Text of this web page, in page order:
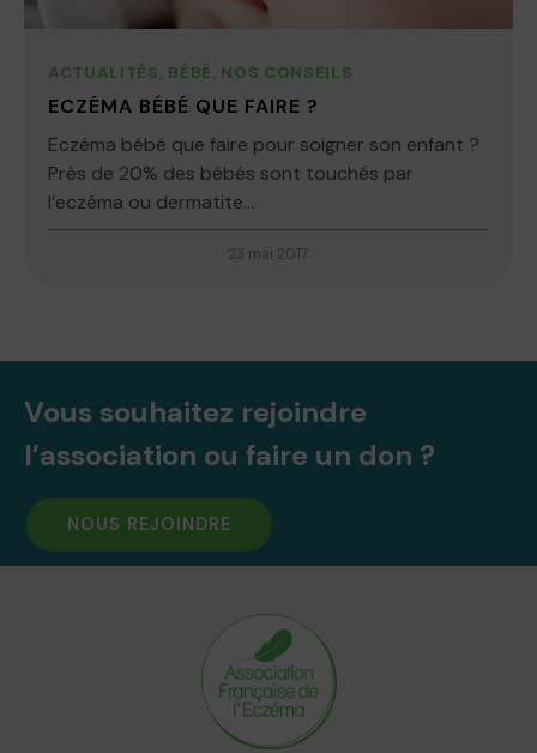
ACTUALITÉS, BÉBÉ, NOS CONSEILS
ECZÉMA BÉBÉ QUE FAIRE ?
Eczéma bébé que faire pour soigner son enfant ?
Près de 20% des bébés sont touchés par
l’eczéma ou dermatite...
23 mai 2017
Vous souhaitez rejoindre
l’association ou faire un don ?
NOUS REJOINDRE